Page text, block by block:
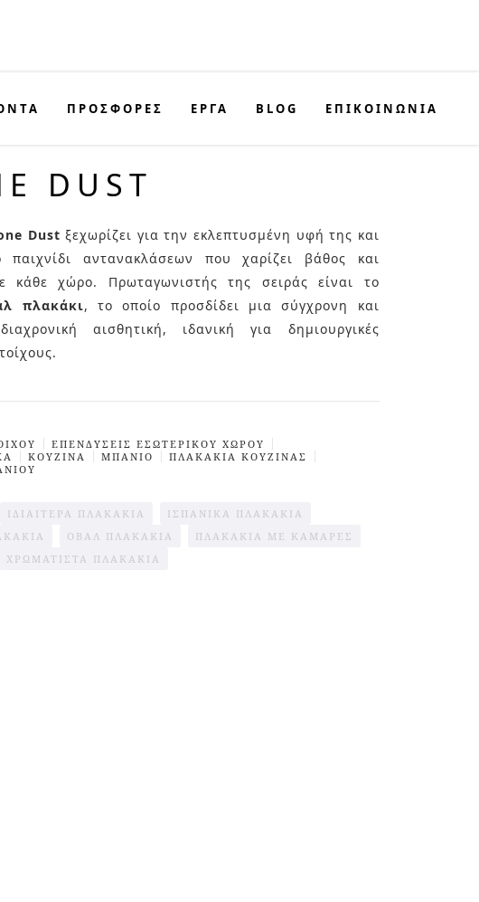
ΠΡΟΣΦΟΡΈΣ ΕΡΓΑ BLOG ΕΠΙΚΟΙΝΩΝΊΑ
DUST
Dust ξεχωρίζει για την εκλεπτυσμένη υφή της και
παιχνίδι αντανακλάσεων που χαρίζει βάθος και
κάθε χώρο. Πρωταγωνιστής της σειράς είναι το
πλακάκι, το οποίο προσδίδει μια σύγχρονη και
αισθητική, ιδανική για δημιουργικές
ΕΠΕΝΔΥΣΕΙΣ ΕΣΩΤΕΡΙΚΟΎ ΧΩΡΟΥ
ΚΟΥΖΊΝΑ ΜΠΆΝΙΟ
ΠΛΑΚΆΚΙΑ ΚΟΥΖΊΝΑΣ
ΙΔΙΑΊΤΕΡΑ ΠΛΑΚΆΚΙΑ
ΙΣΠΑΝΙΚΑ ΠΛΑΚΑΚΙΑ
ΟΒΆΛ ΠΛΑΚΆΚΙΑ
ΠΛΑΚΆΚΙΑ ΜΕ ΚΑΜΆΡΕΣ
ΧΡΩΜΑΤΙΣΤΆ ΠΛΑΚΆΚΙΑ